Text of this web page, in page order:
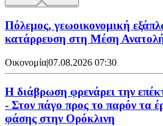
Πόλεμος, γεωοικονομική
κατάρρευση στη Μέση
Οικονομία|07.08.2026 07:30
Η διάβρωση φρενάρει την
- Στον πάγο προς το παρόν τα
φάσης στην Ορόκλινη